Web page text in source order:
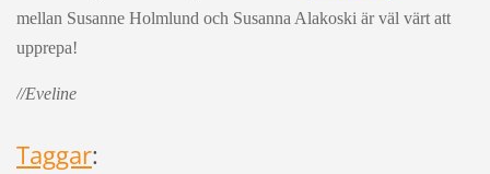
mellan Susanne Holmlund och Susanna Alakoski är väl värt att
upprepa!
//Eveline
Taggar: